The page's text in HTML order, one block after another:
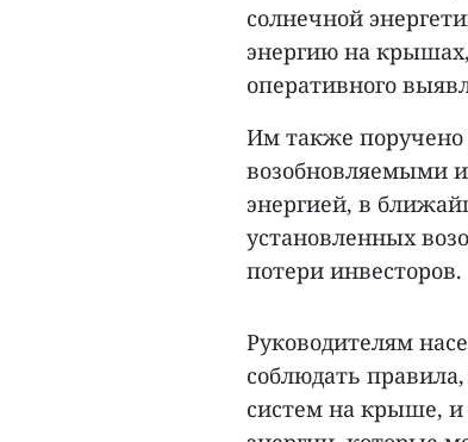
солнечной
энергию на
оперативного
Им также поручено
возобновляемыми
энергией, в
установленных
потери инвесторов.
Руководителям
соблюдать
систем на крыше, и